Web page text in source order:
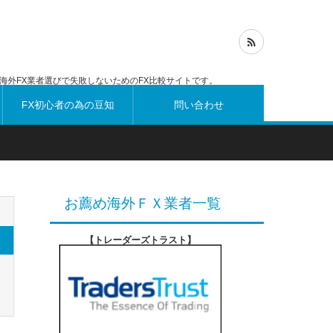
FX業者選びで失敗しないためのFX比較サイトです。
FX初心者の為の豆知 問い合わせ
お薦め海外ＦＸ業者一覧
【トレーダーズトラスト 】